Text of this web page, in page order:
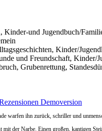
und Jugendbuch/
Kinder/
und Freundschaft, Kinder/
Grubenrettung,
Demoversion
warfen ihn zurück, schriller und
der Narbe. Einen großen, kantigen